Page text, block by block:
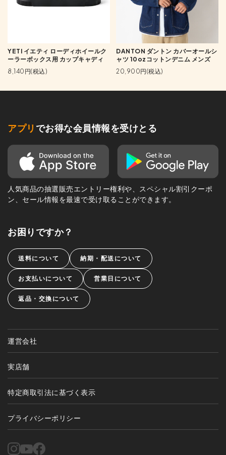
YETI イエティ ローディホイールク
ーラーボックス用 カップキャディ
8,140円(税込)
DANTON ダントン カバーオールシ
ャツ 10ozコットンデニム メンズ
20,900円(税込)
アプリ でお得な会員情報を受けとる
人気商品の抽選販売エントリー権利や、スペシャル割引クーポ
ン、セール情報を最速で受け取ることができます。
お困りですか？
送料について 納期・配送について
お支払いについて 営業日について
返品・交換について
運営会社
実店舗
特定商取引法に基づく表示
プライバシーポリシー